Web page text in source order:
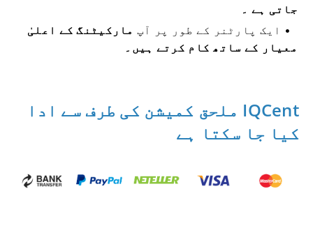
جاتی ہے ۔
ایک پارٹنر کے طور پر آپ مارکیٹنگ کے اعلیٰ
معیار کے ساتھ کام کرتے ہیں۔
IQCent ملحق کمیشن کی طرف سے ادا
کیا جا سکتا ہے